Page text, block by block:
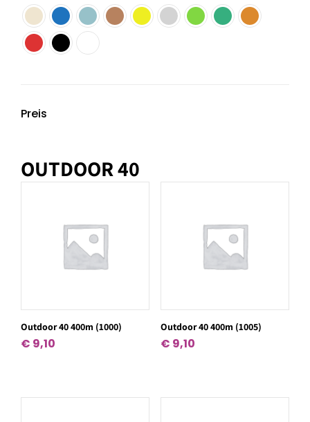
Preis
OUTDOOR 40
Outdoor 40 400m (1000)
€ 9,10
Outdoor 40 400m (1005)
€ 9,10